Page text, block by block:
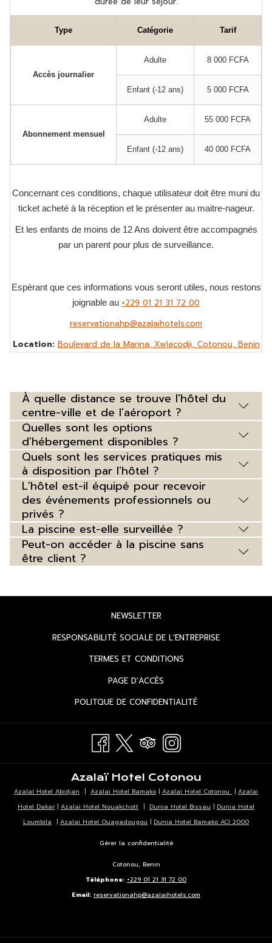
Type Catégorie Tarif
Accès journalier
Adulte 8 000 FCFA
Enfant (-12 ans) 5 000 FCFA
Abonnement mensuel
Adulte 55 000 FCFA
Enfant (-12 ans) 40 000 FCFA
Concernant ces conditions, chaque utilisateur doit être muni du
ticket acheté à la réception et le présenter au maitre-nageur.
Et les enfants de moins de 12 Ans doivent être accompagnés
par un parent pour plus de surveillance.
Espérant que ces informations vous seront utiles, nous restons
joignable au +229 01 21 31 72 00
reservationahp@azalaihotels.com
Location: Boulevard de la Marina, Xwlacodji, Cotonou, Benin
À quelle distance se trouve l'hôtel du
centre-ville et de l'aéroport ?
Quelles sont les options
d'hébergement disponibles ?
Quels sont les services pratiques mis
à disposition par l'hôtel ?
L'hôtel est-il équipé pour recevoir
des événements professionnels ou
privés ?
La piscine est-elle surveillée ?
Peut-on accéder à la piscine sans
être client ?
NEWSLETTEROUVRIR
UN
NOUVEL
RESPONSABILITÉ SOCIALE DE L'ENTREPRISEOUVRIR
TERMES ET CONDITIONSOUVRIR
NOUVEL
PAGE D'ACCÈS
NOUVEL
ONGLET
POLITQUE DE CONFIDENTIALITÉOUVRIR
Azalaï Hotel Cotonou
Azalaï Hotel Abidjan | Azalai Hotel Bamako | Azalai Hotel Cotonou | Azalai
Hotel Dakar | Azalai Hotel Nouakchott | Dunia Hotel Bissau | Dunia Hotel
Loumbila | Azalai Hotel Ouagadougou | Dunia Hotel Bamako ACI 2000
Gérer la confidentialité
Cotonou, Benin
Téléphone: +229 01 21 31 72 00
Email: reservationahp@azalaihotels.com